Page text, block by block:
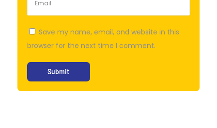
Save my name, email, and website in this
browser for the next time I comment.